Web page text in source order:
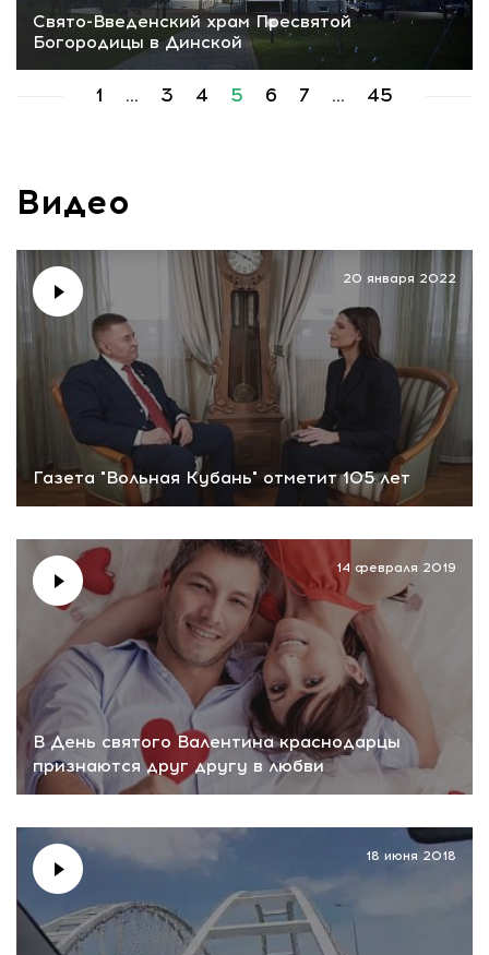
Свято-Введенский храм Пресвятой
Богородицы в Динской
1 ... 3 4 5 6 7 ... 45
Видео
Газета "Вольная Кубань" отметит 105 лет
20 января 2022
В День святого Валентина краснодарцы
признаются друг другу в любви
14 февраля 2019
18 июня 2018